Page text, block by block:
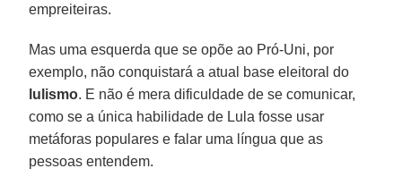
empreiteiras.
Mas uma esquerda que se opõe ao Pró-Uni, por
exemplo, não conquistará a atual base eleitoral do
lulismo. E não é mera dificuldade de se comunicar,
como se a única habilidade de Lula fosse usar
metáforas populares e falar uma língua que as
pessoas entendem.